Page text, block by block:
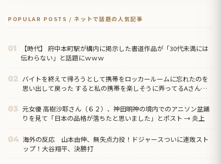
POPULAR POSTS / ネットで話題の人気記事
01
【時代】 府中本町駅が構内に掲示した書道作品が「30代未満には
伝わらない」と話題にｗｗｗ
02 バイトを終えて帰ろうとして携帯をロッカールームに忘れたのを
思い出して戻った すると私の携帯を楽しそうに弄ってるAさんの
03 元女優 高樹沙耶さん（６２）、神田明神の境内でのアニソン盆踊
りを見て「日本の品格が落ちたと思いました」とポスト → 炎上
04 海外の反応 山本由伸、無失点力投！ドジャースついに連敗スト
ップ！大谷翔平、決勝打